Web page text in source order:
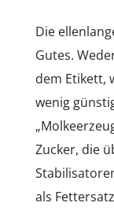
Die
Gutes.
dem Etikett,
wenig
Zucker, die
als